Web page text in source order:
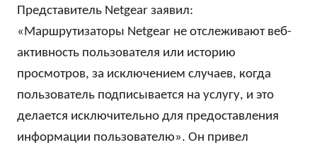
Представитель Netgear заявил:
«Маршрутизаторы Netgear не отслеживают веб-
активность пользователя или историю
просмотров, за исключением случаев, когда
пользователь подписывается на услугу, и это
делается исключительно для предоставления
информации пользователю». Он привел